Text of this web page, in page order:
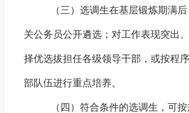
（三）选调生在基层锻炼期满
关公务员公开遴选；对工作表现突出
择优选拔担任各级领导干部，或按程
部队伍进行重点培养。
（四）符合条件的选调生，可